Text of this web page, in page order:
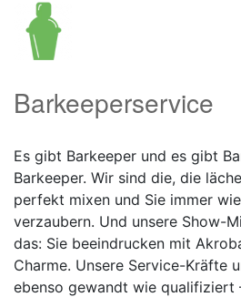
Barkeeperservice
Es gibt Barkeeper und es gibt
Barkeeper. Wir sind die, die
perfekt mixen und Sie immer
verzaubern. Und unsere Show-
das: Sie beeindrucken mit
Charme. Unsere Service-Kräfte
ebenso gewandt wie qualifiziert